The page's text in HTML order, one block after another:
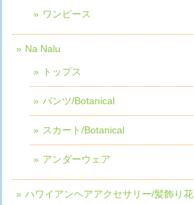
ワンピース
Na Nalu
トップス
パンツ/Botanical
スカート/Botanical
アンダーウェア
ハワイアンヘアアクセサリー/髪飾り花